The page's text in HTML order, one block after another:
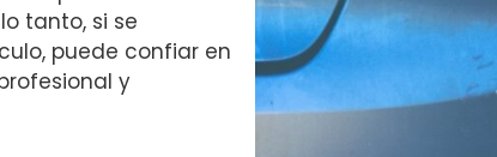
tanto, si se
puede confiar en
y